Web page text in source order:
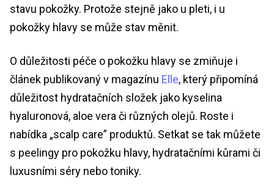
stavu pokožky. Protože stejně jako u pleti, i u
pokožky hlavy se může stav měnit.
O důležitosti péče o pokožku hlavy se zmiňuje i
článek publikovaný v magazínu Elle, který připomíná
důležitost hydratačních složek jako kyselina
hyaluronová, aloe vera či různých olejů. Roste i
nabídka „scalp care” produktů. Setkat se tak můžete
s peelingy pro pokožku hlavy, hydratačními kůrami či
luxusními séry nebo toniky.